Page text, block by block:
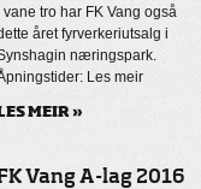
vane tro har FK Vang også
året fyrverkeriutsalg i
næringspark.
Les meir
MEIR »
Vang A-lag 2016